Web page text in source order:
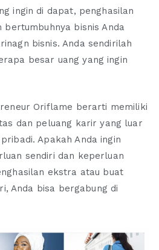
ingin di dapat, penghasilan
bisnis Anda
bisnis. Anda sendirilah
besar uang yang ingin
Oriflame berarti memiliki
dan peluang karir yang luar
Apakah Anda ingin
sendiri dan keperluan
ekstra atau buat
Anda bisa bergabung di